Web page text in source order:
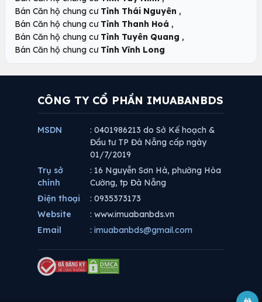
Bán Căn hộ chung cư Tỉnh Thái Nguyên ,
Bán Căn hộ chung cư Tỉnh Thanh Hoá ,
Bán Căn hộ chung cư Tỉnh Tuyên Quang ,
Bán Căn hộ chung cư Tỉnh Vĩnh Long
CÔNG TY CỔ PHẦN IMUABANBDS
MSDN
: 0401986213 do Sở Kế hoạch &
Đầu tư TP Đà Nẵng cấp ngày
01/7/2019
Trụ sở
chính
: 16 Nguyễn Sơn Hà, phường Hòa
Cường, tp Đà Nẵng
Điện thoại
: 0935373173
Website
: www.imuabanbds.vn
Email
: imuabanbds@gmail.com